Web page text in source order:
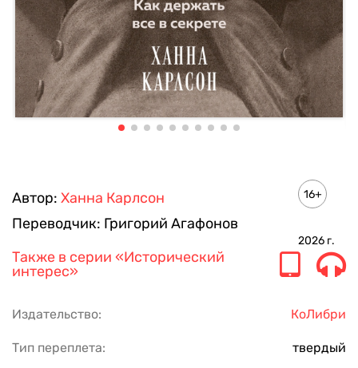
Автор: Ханна Карлсон
Переводчик: Григорий Агафонов
16+
2026 г.
Также в серии «Исторический
интерес»
Издательство: КоЛибри
Тип переплета: твердый